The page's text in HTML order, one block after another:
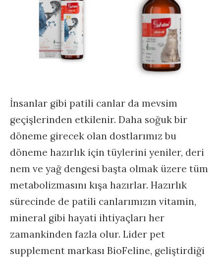
İnsanlar gibi patili canlar da mevsim
geçişlerinden etkilenir. Daha soğuk bir
döneme girecek olan dostlarımız bu
döneme hazırlık için tüylerini yeniler, deri
nem ve yağ dengesi başta olmak üzere tüm
metabolizmasını kışa hazırlar. Hazırlık
sürecinde de patili canlarımızın vitamin,
mineral gibi hayati ihtiyaçları her
zamankinden fazla olur. Lider pet
supplement markası BioFeline, geliştirdiği